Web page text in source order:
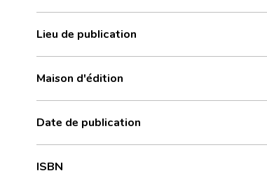
Lieu de publication
Maison d'édition
Date de publication
ISBN